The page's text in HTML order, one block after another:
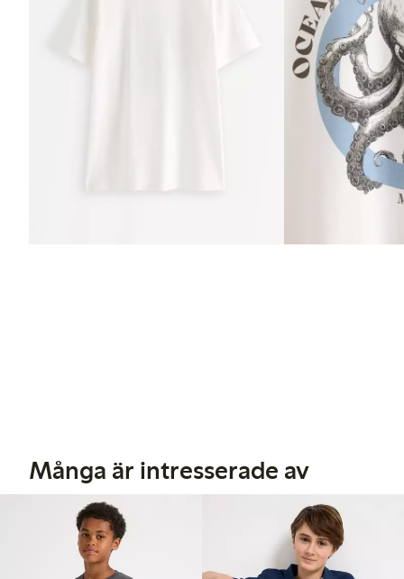
Många är intresserade av